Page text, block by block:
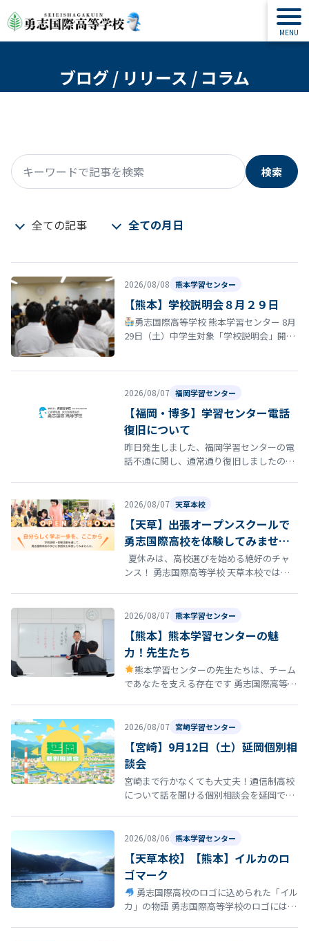
ブログ / リリース / コラム
キーワードで記事を検索
検索
全ての記事 全ての月日
2026/08/08 熊本学習センター
【熊本】学校説明会８月２９日
勇志国際高等学校 熊本学習センター 8月
29日（土）中学生対象「学校説明会」開催
2026/08/07 福岡学習センター
【福岡・博多】学習センター電話
復旧について
昨日発生しました、福岡学習センターの電
話不通に関し、通常通り復旧しましたので
2026/08/07 天草本校
【天草】出張オープンスクールで
勇志国際高校を体験してみません
か？
夏休みは、高校選びを始める絶好のチャ
ンス！ 勇志国際高等学校 天草本校では、8
2026/08/07 熊本学習センター
【熊本】熊本学習センターの魅
力！先生たち
熊本学習センターの先生たちは、チーム
であなたを支える存在です 勇志国際高等学
2026/08/07 宮崎学習センター
【宮崎】9月12日（土）延岡個別相
談会
宮崎まで行かなくても大丈夫！通信制高校
について話を聞ける個別相談会を延岡で開
2026/08/06 熊本学習センター
【天草本校】【熊本】イルカのロ
ゴマーク
勇志国際高校のロゴに込められた「イル
カ」の物語 勇志国際高等学校のロゴには、